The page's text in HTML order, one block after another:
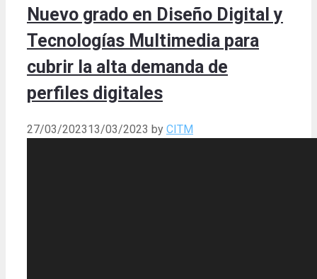
Nuevo grado en Diseño Digital y
Tecnologías Multimedia para
cubrir la alta demanda de
perfiles digitales
27/03/202313/03/2023 by CITM